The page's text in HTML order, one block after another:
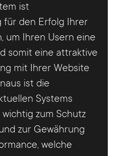
ist
für den Erfolg Ihrer
um Ihren Usern eine
somit eine attraktive
mit Ihrer Website
ist die
Systems
zum Schutz
zur Gewährung
welche